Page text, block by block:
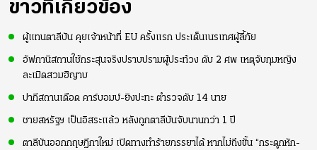
ข่าวที่เกี่ยวข้อง
ผู้แทนตาลีบัน คุยเจ้าหน้าที่ EU ครั้งแรก ประเด็นเนรเทศผู้ลี้ภัย
อัฟกานิสถานใช้กระสุนจริงปราบปรามผู้ประท้วง ดับ 2 ศพ เหตุจับกุมหญิง
ละเมิดสวมฮิญาบ
ปากีสถานเดือด คาร์บอมบ์-ยิงปะทะ ตำรวจดับ 14 นาย
ชายสหรัฐฯ เป็นอิสระแล้ว หลังถูกตาลีบันจับนานกว่า 1 ปี
ตาลีบันออกกฤษฎีกาใหม่ เปิดทางทำร้ายภรรยาได้ หากไม่ถึงขั้น “กระดูกหัก-